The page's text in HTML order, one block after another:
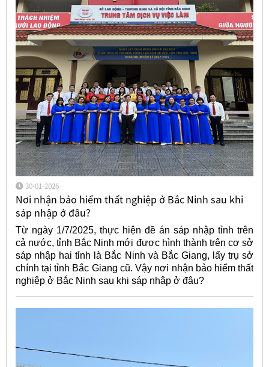
30-01-2026
Nơi nhận bảo hiểm thất nghiệp ở Bắc Ninh sau khi
sáp nhập ở đâu?
Từ ngày 1/7/2025, thực hiện đề án sáp nhập tỉnh trên
cả nước, tỉnh Bắc Ninh mới được hình thành trên cơ sở
sáp nhập hai tỉnh là Bắc Ninh và Bắc Giang, lấy trụ sở
chính tại tỉnh Bắc Giang cũ. Vậy nơi nhận bảo hiểm thất
nghiệp ở Bắc Ninh sau khi sáp nhập ở đâu?